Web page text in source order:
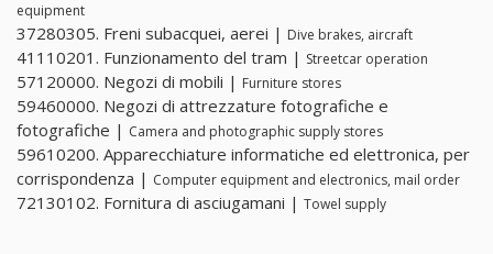
equipment
37280305. Freni subacquei, aerei | Dive brakes, aircraft
41110201. Funzionamento del tram | Streetcar operation
57120000. Negozi di mobili | Furniture stores
59460000. Negozi di attrezzature fotografiche e
fotografiche | Camera and photographic supply stores
59610200. Apparecchiature informatiche ed elettronica, per
corrispondenza | Computer equipment and electronics, mail order
72130102. Fornitura di asciugamani | Towel supply